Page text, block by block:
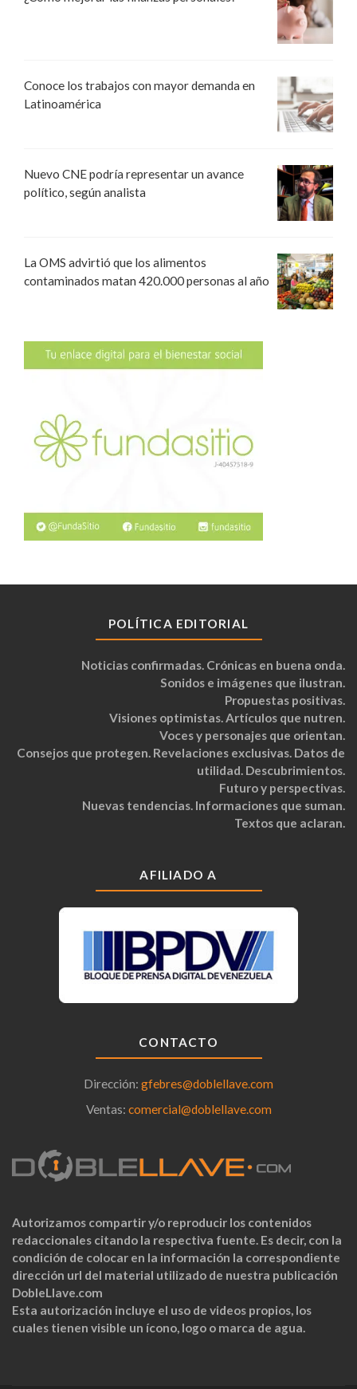
Conoce los trabajos con mayor demanda en
Latinoamérica
Nuevo CNE podría representar un avance
político, según analista
La OMS advirtió que los alimentos
contaminados matan 420.000 personas al año
POLÍTICA EDITORIAL
Noticias confirmadas. Crónicas en buena onda.
Sonidos e imágenes que ilustran.
Propuestas positivas.
Visiones optimistas. Artículos que nutren.
Voces y personajes que orientan.
Consejos que protegen. Revelaciones exclusivas. Datos de
utilidad. Descubrimientos.
Futuro y perspectivas.
Nuevas tendencias. Informaciones que suman.
Textos que aclaran.
AFILIADO A
CONTACTO
Dirección: gfebres@doblellave.com
Ventas: comercial@doblellave.com
Autorizamos compartir y/o reproducir los contenidos
redaccionales citando la respectiva fuente. Es decir, con la
condición de colocar en la información la correspondiente
dirección url del material utilizado de nuestra publicación
DobleLlave.com
Esta autorización incluye el uso de videos propios, los
cuales tienen visible un ícono, logo o marca de agua.